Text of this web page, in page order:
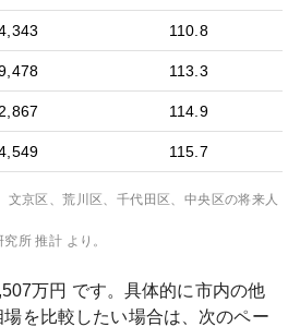
110.8
113.3
114.9
115.7
文京区、荒川区、千代田区、中央区の将来人
所 推計 より。
万円 です。具体的に市内の他
を比較したい場合は、次のペー